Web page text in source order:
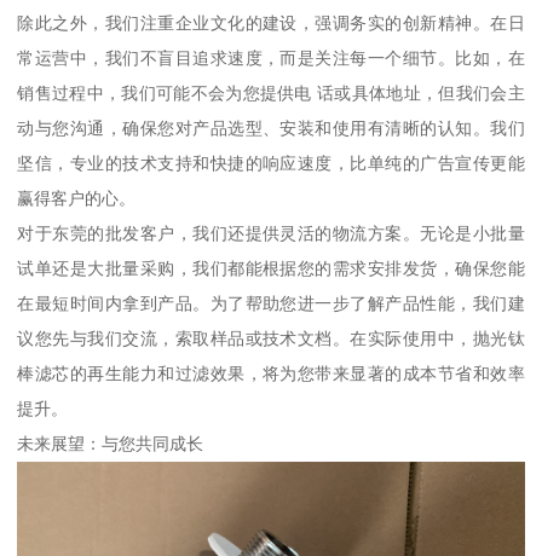
除此之外，我们注重企业文化的建设，强调务实的创新精神。在日
常运营中，我们不盲目追求速度，而是关注每一个细节。比如，在
销售过程中，我们可能不会为您提供电 话或具体地址，但我们会主
动与您沟通，确保您对产品选型、安装和使用有清晰的认知。我们
坚信，专业的技术支持和快捷的响应速度，比单纯的广告宣传更能
赢得客户的心。
对于东莞的批发客户，我们还提供灵活的物流方案。无论是小批量
试单还是大批量采购，我们都能根据您的需求安排发货，确保您能
在最短时间内拿到产品。为了帮助您进一步了解产品性能，我们建
议您先与我们交流，索取样品或技术文档。在实际使用中，抛光钛
棒滤芯的再生能力和过滤效果，将为您带来显著的成本节省和效率
提升。
未来展望：与您共同成长